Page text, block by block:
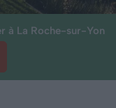
à La Roche-sur-Yon